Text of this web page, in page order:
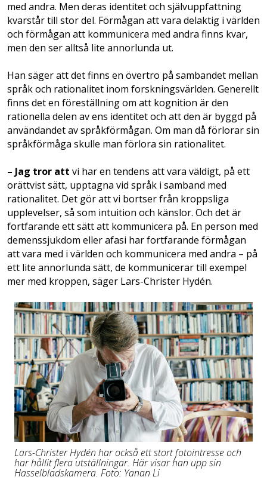
med andra. Men deras identitet och självuppfattning
kvarstår till stor del. Förmågan att vara delaktig i världen
och förmågan att kommunicera med andra finns kvar,
men den ser alltså lite annorlunda ut.
Han säger att det finns en övertro på sambandet mellan
språk och rationalitet inom forskningsvärlden. Generellt
finns det en föreställning om att kognition är den
rationella delen av ens identitet och att den är byggd på
användandet av språkförmågan. Om man då förlorar sin
språkförmåga skulle man förlora sin rationalitet.
– Jag tror att vi har en tendens att vara väldigt, på ett
orättvist sätt, upptagna vid språk i samband med
rationalitet. Det gör att vi bortser från kroppsliga
upplevelser, så som intuition och känslor. Och det är
fortfarande ett sätt att kommunicera på. En person med
demenssjukdom eller afasi har fortfarande förmågan
att vara med i världen och kommunicera med andra – på
ett lite annorlunda sätt, de kommunicerar till exempel
mer med kroppen, säger Lars-Christer Hydén.
Lars-Christer Hydén har också ett stort fotointresse och
har hållit flera utställningar. Här visar han upp sin
Hasselbladskamera. Foto: Yanan Li